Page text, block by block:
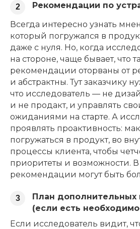
2
Рекомендации по
Всегда интересно узнать
который погружался в
даже с нуля. Но, когда
на стороне, чаще бывает, что
рекомендации оторваны от
и абстрактны. Тут заказчику
что исследователь — не
и не продакт, и управлять
ожиданиями на старте. А
проявлять проактивность:
погружаться в продукт, во
процессы клиента, чтобы
приоритеты и возможности. В
рекомендации могут быть
3
План дополнительных
(если есть
Если исследователь видит,